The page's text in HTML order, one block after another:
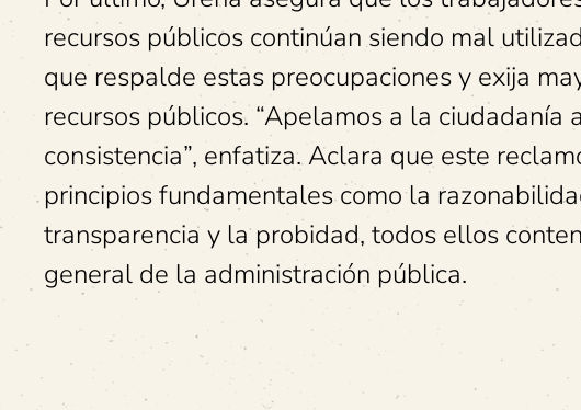
recursos públicos continúan siendo mal
que respalde estas preocupaciones y exija
recursos públicos. “Apelamos a la ciudadanía
consistencia”, enfatiza. Aclara que este
principios fundamentales como la
transparencia y la probidad, todos ellos
general de la administración pública.